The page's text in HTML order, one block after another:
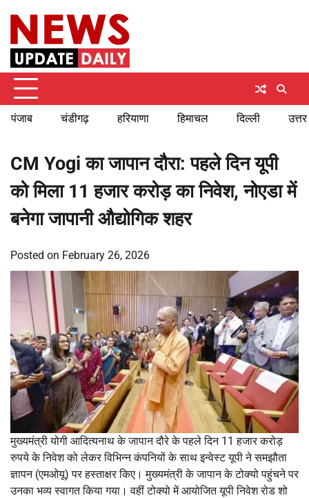
content
पंजाब चंडीगढ़ हरियाणा हिमाचल दिल्ली
CM Yogi का जापान दौरा: पहले दिन यूपी
को मिला 11 हजार करोड़ का निवेश, नोएडा में
बनेगा जापानी औद्योगिक शहर
Posted on February 26, 2026
मुख्यमंत्री योगी आदित्यनाथ के जापान दौरे के पहले दिन 11 हजार करोड़
रुपये के निवेश को लेकर विभिन्न कंपनियों के साथ इन्वेस्ट यूपी ने समझौता
ज्ञापन (एमओयू) पर हस्ताक्षर किए। मुख्यमंत्री के जापान के टोक्यो पहुंचने पर
उनका भव्य स्वागत किया गया। वहीं टोक्यो में आयोजित यूपी निवेश रोड शो